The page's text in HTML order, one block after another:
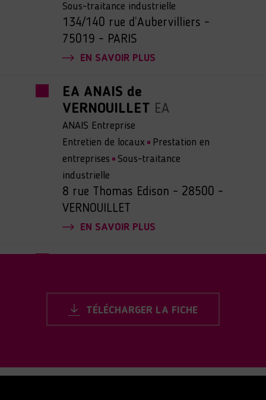
Sous-traitance industrielle
134/140 rue d’Aubervilliers -
75019 - PARIS
EN SAVOIR PLUS
EA ANAIS de
VERNOUILLET EA
ANAIS Entreprise
Entretien de locaux
Prestation en
entreprises
Sous-traitance
industrielle
8 rue Thomas Edison - 28500 -
VERNOUILLET
EN SAVOIR PLUS
ANAIS Entreprise
Conciergerie
Entretien de locaux
Espaces verts
Prestation en
sélectif
TÉLÉCHARGER LA FICHE